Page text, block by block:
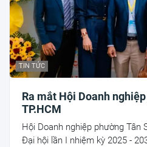
TIN TỨC
Ra mắt Hội Doanh
TP.HCM
Hội Doanh nghiệp phường Tân
Đại hội lần I nhiệm kỳ 2025 -